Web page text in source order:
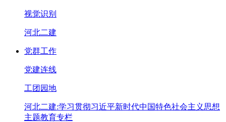
视觉识别
河北二建
党群工作
党建连线
工团园地
河北二建:学习贯彻习近平新时代中国特色社会主义思想
主题教育专栏